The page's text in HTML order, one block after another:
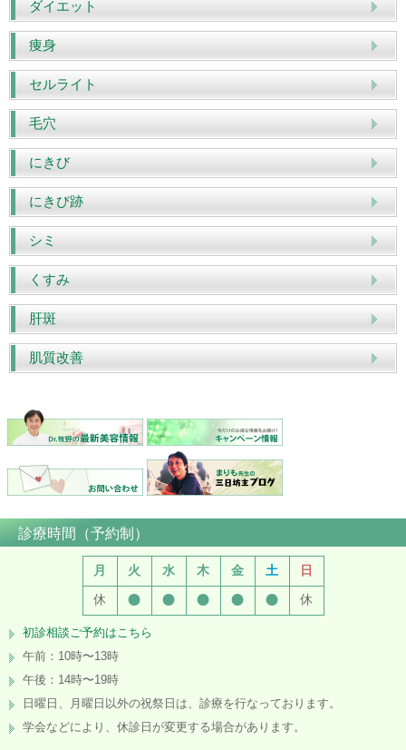
ダイエット
痩身
セルライト
毛穴
にきび
にきび跡
シミ
くすみ
肝斑
肌質改善
診療時間（予約制）
月 火 水 木 金 土
日
休
● ● ● ● ● 休
初診相談ご予約はこちら
午前：10時〜13時
午後：14時〜19時
日曜日、月曜日以外の祝祭日は、診療を行なっております。
学会などにより、休診日が変更する場合があります。